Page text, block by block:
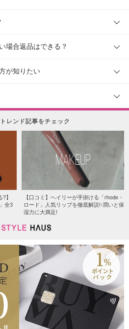
場合返品はできる？
が知りたい
レンド記事をチェック
】
全3
MAKEUP
【口コミ】ヘイリーが手掛ける「rhode・
ロード」人気リップを徹底解説!-潤いと保
湿力に大満足!